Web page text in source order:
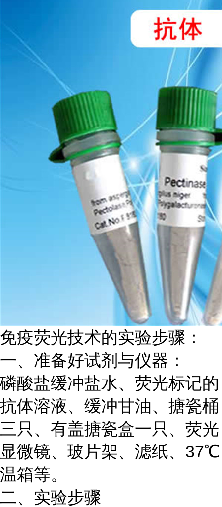
免疫荧光技术的实验步骤：
一、准备好试剂与仪器：
磷酸盐缓冲盐水、荧光标记的
抗体溶液、缓冲甘油、搪瓷桶
三只、有盖搪瓷盒一只、荧光
显微镜、玻片架、滤纸、 37℃
温箱等。
二、实验步骤